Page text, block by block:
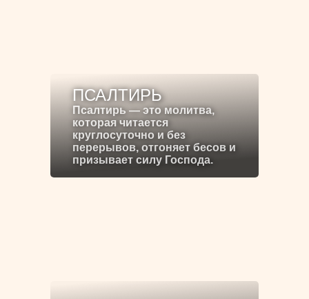
ПСАЛТИРЬ
Псалтирь — это молитва,
которая читается
круглосуточно и без
перерывов, отгоняет бесов и
призывает силу Господа.